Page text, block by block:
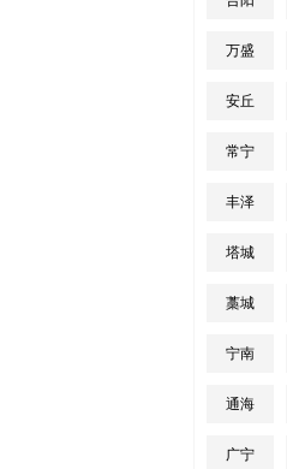
万盛
安丘
常宁
丰泽
塔城
藁城
宁南
通海
广宁